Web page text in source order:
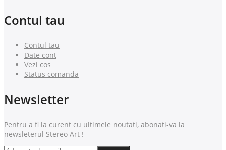
Contul tau
Contul tau
Date cont
Vezi cos
Status comanda
Newsletter
Pentru a fi la curent cu ultimele noutati, abonati-va la
newsleterul Stereo Art !